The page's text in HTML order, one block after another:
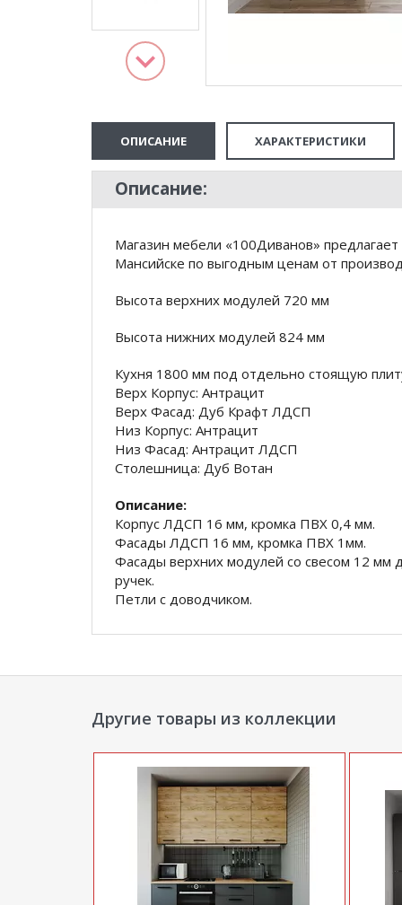
ОПИСАНИЕ ХАРАКТЕРИСТИКИ
Описание:
Магазин мебели «100Диванов»
Мансийске по выгодным ценам от
Высота верхних модулей 720 мм
Высота нижних модулей 824 мм
Кухня 1800 мм под отдельно стоящую
Верх Корпус: Антрацит
Верх Фасад: Дуб Крафт ЛДСП
Низ Корпус: Антрацит
Низ Фасад: Антрацит ЛДСП
Столешница: Дуб Вотан
Описание:
Корпус ЛДСП 16 мм, кромка ПВХ 0,4 мм.
Фасады ЛДСП 16 мм, кромка ПВХ 1мм.
Фасады верхних модулей со свесом 12 мм
ручек.
Петли с доводчиком.
Направляющие шариковые полного,
(постформинг толщина 26 мм).
Комплектация:
В730 Модуль верхний (ШхГхВ)
ВГ50 Модуль верхний горизонтальный
В740 Модуль верхний (ШхГхВ)
ВС760 Модуль верхний с
Н60 Модуль нижний (ШхГхВ)
НЯ40 Модуль нижний для ящиков
Н30 Модуль нижний (ШхГхВ)
С100 Столешница 1000х600х26мм - 1шт
С30 Столешница 300х600х26мм - 1шт
Другие товары из коллекции